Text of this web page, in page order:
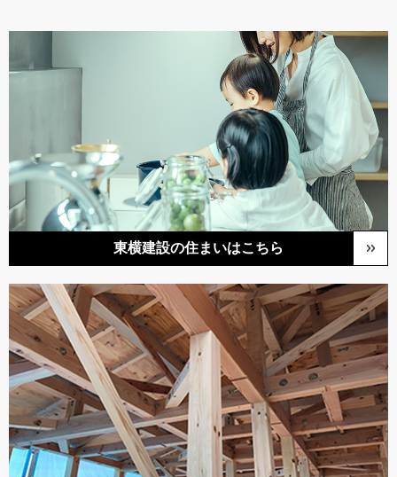
東横建設の住まいはこちら